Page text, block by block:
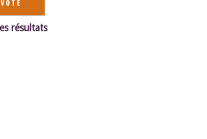
résultats